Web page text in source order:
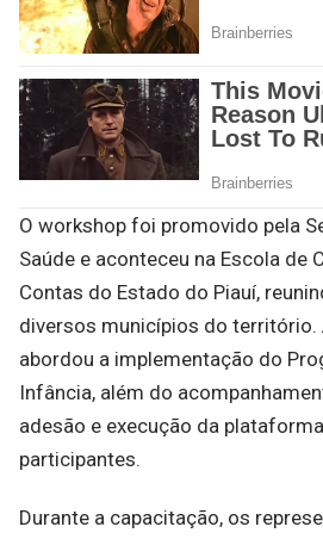
O workshop foi promovido pela
Saúde e aconteceu na Escola de
Contas do Estado do Piauí,
diversos municípios do território.
abordou a implementação do
Infância, além do
adesão e execução da
participantes.
Durante a capacitação, os